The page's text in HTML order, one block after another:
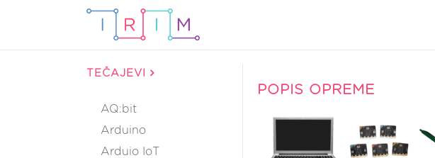
TEČAJEVI
AQ:bit
Arduino
Arduio IoT
POPIS OPREME